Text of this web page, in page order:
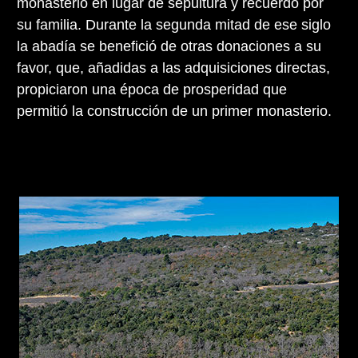
su familia. Durante la segunda mitad de ese siglo
la abadía se benefició de otras donaciones a su
favor, que, añadidas a las adquisiciones directas,
propiciaron una época de prosperidad que
permitió la construcción de un primer monasterio.